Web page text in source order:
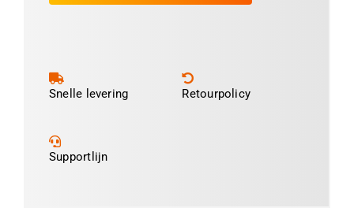
50
Snelle levering Retourpolicy
Supportlijn